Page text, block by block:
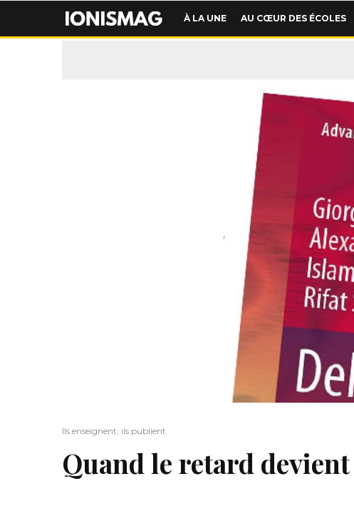
À LA UNE AU CŒUR DES ÉCOLES
Ils enseignent, ils publient
Quand le retard